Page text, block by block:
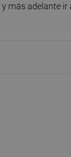
más adelante ir